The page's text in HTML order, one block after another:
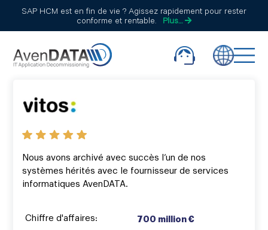
SAP HCM est en fin de vie ? Agissez rapidement pour rester
conforme et rentable.
Plus…
Nous avons archivé avec succès l’un de nos
systèmes hérités avec le fournisseur de services
informatiques AvenDATA.
Chiffre d'affaires:
700 million €